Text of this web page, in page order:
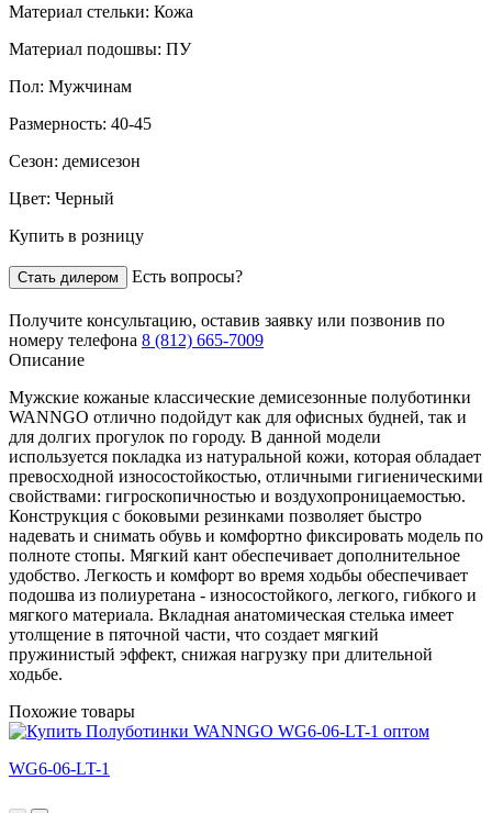
Материал стельки: Кожа
Материал подошвы: ПУ
Пол: Мужчинам
Размерность: 40-45
Сезон: демисезон
Цвет: Черный
Купить в розницу
Стать дилером Есть вопросы?
Получите консультацию, оставив заявку или позвонив по
номеру телефона 8 (812) 665-7009
Описание
Мужские кожаные классические демисезонные полуботинки
WANNGO отлично подойдут как для офисных будней, так и
для долгих прогулок по городу. В данной модели
используется покладка из натуральной кожи, которая обладает
превосходной износостойкостью, отличными гигиеническими
свойствами: гигроскопичностью и воздухопроницаемостью.
Конструкция с боковыми резинками позволяет быстро
надевать и снимать обувь и комфортно фиксировать модель по
полноте стопы. Мягкий кант обеспечивает дополнительное
удобство. Легкость и комфорт во время ходьбы обеспечивает
подошва из полиуретана - износостойкого, легкого, гибкого и
мягкого материала. Вкладная анатомическая стелька имеет
утолщение в пяточной части, что создает мягкий
пружинистый эффект, снижая нагрузку при длительной
ходьбе.
Похожие товары
WG6-06-LT-1